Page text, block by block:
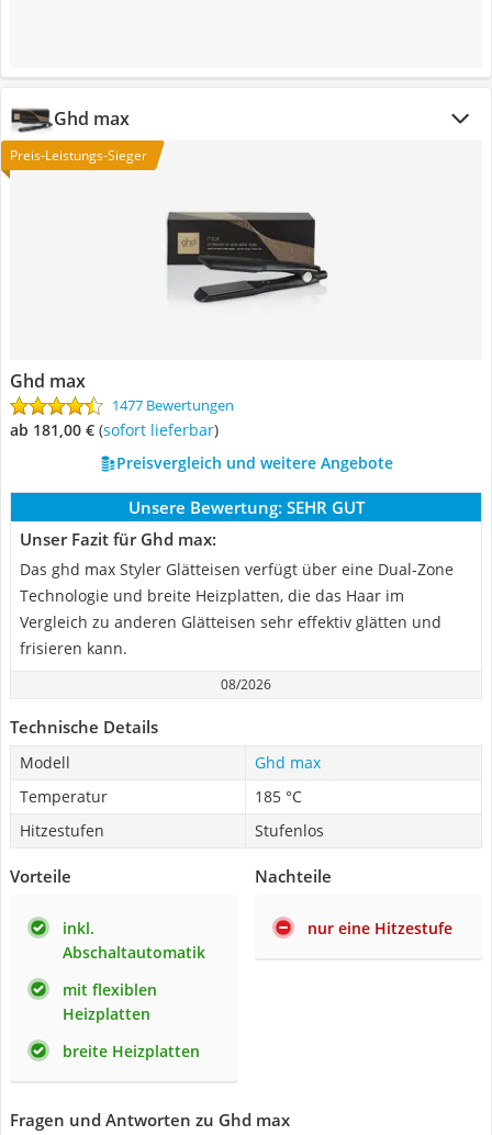
Ghd max
Preis-Leistungs-Sieger
Ghd max
1477 Bewertungen
ab 181,00 € ( Sofort lieferbar)
Preisvergleich und weitere Angebote
Unsere Bewertung: SEHR GUT
Unser Fazit für Ghd max:
Das ghd max Styler Glätteisen verfügt über eine Dual-Zone
Technologie und breite Heizplatten, die das Haar im
Vergleich zu anderen Glätteisen sehr effektiv glätten und
frisieren kann.
08/2026
Technische Details
Modell
Ghd max
Temperatur
185 °C
Hitzestufen
Stufenlos
Vorteile
inkl.
Abschaltautomatik
mit flexiblen
Heizplatten
breite Heizplatten
Nachteile
nur eine Hitzestufe
Fragen und Antworten zu Ghd max